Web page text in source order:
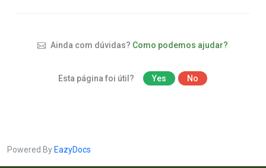
Ainda com dúvidas? Como podemos ajudar?
Esta página foi útil? Yes No
Powered By EazyDocs